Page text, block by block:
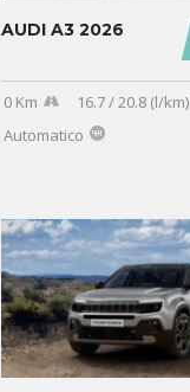
AUDI A3 2026
0 Km
16.7 / 20.8 (l/km)
Automatico